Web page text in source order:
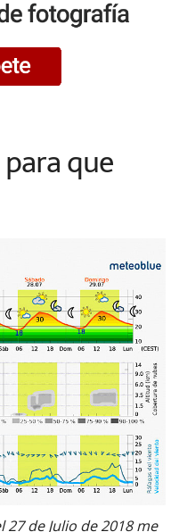
que
de Julio de 2018 me